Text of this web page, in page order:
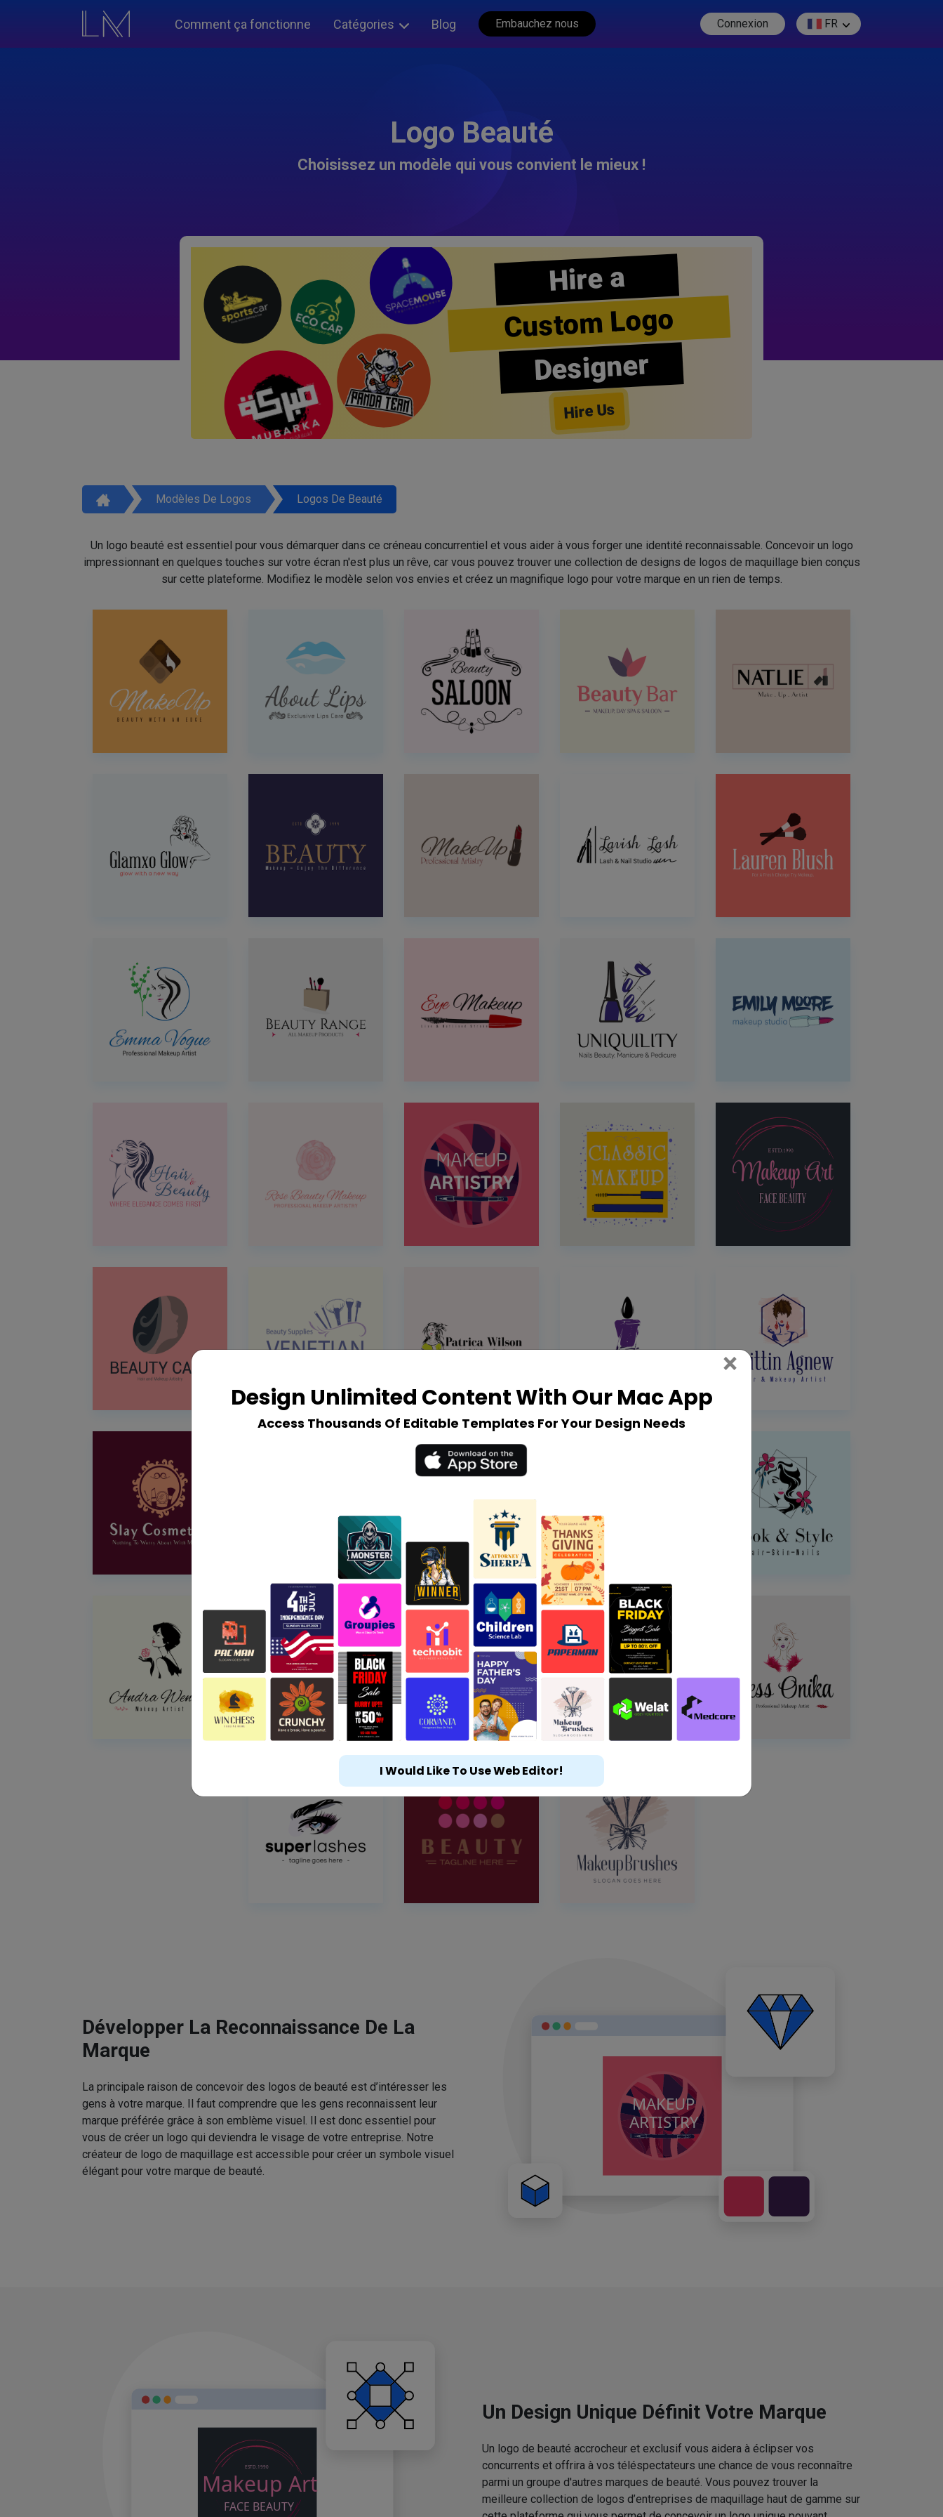
Comment ça fonctionne Catégories Blog Embauchez nous Connexion FR
Logo Beauté
Choisissez un modèle qui vous convient le mieux !
Hire a
Custom Logo
Designer
Hire Us
Modèles De Logos Logos De Beauté
Un logo beauté est essentiel pour vous démarquer dans ce créneau concurrentiel et vous aider à vous forger une identité reconnaissable. Concevoir un logo
impressionnant en quelques touches sur votre écran n'est plus un rêve, car vous pouvez trouver une collection de designs de logos de maquillage bien conçus
sur cette plateforme. Modifiez le modèle selon vos envies et créez un magnifique logo pour votre marque en un rien de temps.
Développer La Reconnaissance De La
Marque
La principale raison de concevoir des logos de beauté est d’intéresser les
gens à votre marque. Il faut comprendre que les gens reconnaissent leur
marque préférée grâce à son emblème visuel. Il est donc essentiel pour
vous de créer un logo qui deviendra le visage de votre entreprise. Notre
créateur de logo de maquillage est accessible pour créer un symbole visuel
élégant pour votre marque de beauté.
Un Design Unique Définit Votre Marque
Un logo de beauté accrocheur et exclusif vous aidera à éclipser vos
concurrents et offrira à vos téléspectateurs une chance de vous reconnaître
parmi un groupe d'autres marques de beauté. Vous pouvez trouver la
meilleure collection de logos d’entreprises de maquillage haut de gamme sur
Design Unlimited Content With Our Mac App
Access Thousands Of Editable Templates For Your Design Needs
× Close
I Would Like To Use Web Editor!